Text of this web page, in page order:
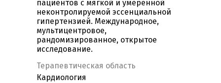
пациентов с мягкой и умеренной
неконтролируемой эссенциальной
гипертензией. Международное,
мультицентровое,
рандомизированное, открытое
исследование.
Терапевтическая область
Кардиология